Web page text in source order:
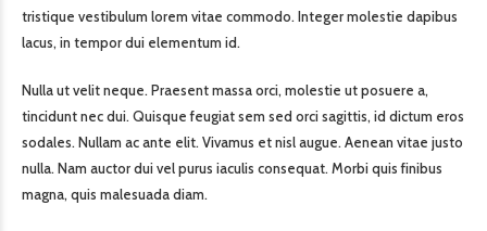
tristique vestibulum lorem vitae commodo. Integer molestie dapibus
lacus, in tempor dui elementum id.
Nulla ut velit neque. Praesent massa orci, molestie ut posuere a,
tincidunt nec dui. Quisque feugiat sem sed orci sagittis, id dictum eros
sodales. Nullam ac ante elit. Vivamus et nisl augue. Aenean vitae justo
nulla. Nam auctor dui vel purus iaculis consequat. Morbi quis finibus
magna, quis malesuada diam.